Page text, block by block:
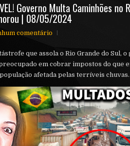
Governo Multa Caminhões no
| 08/05/2024
comentário
que assola o Rio Grande do Sul,
em cobrar impostos do que
afetada pelas terríveis chuvas.